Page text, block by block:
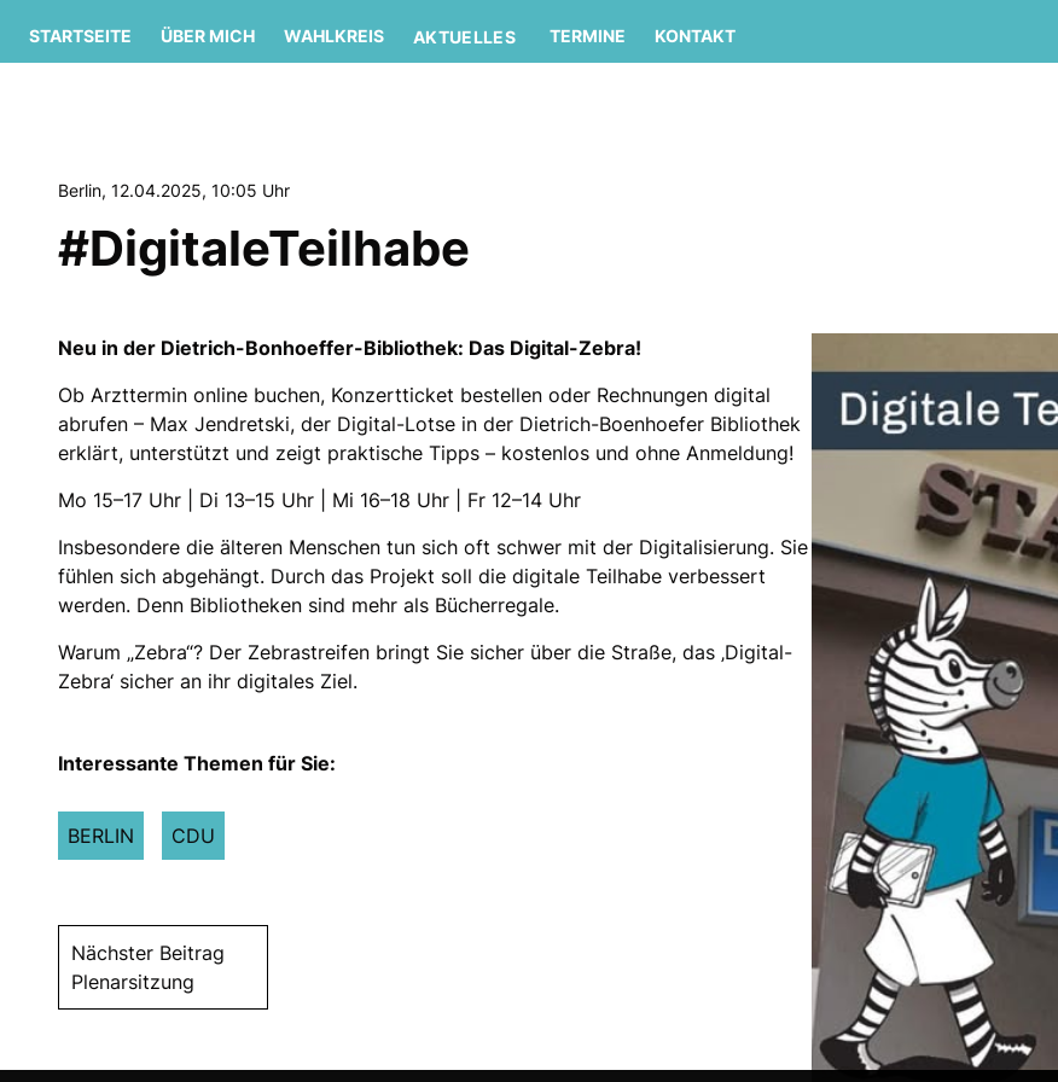
STARTSEITE ÜBER MICH WAHLKREIS AKTUELLES TERMINE KONTAKT
Berlin, 12.04.2025, 10:05 Uhr
#DigitaleTeilhabe
Neu in der Dietrich-Bonhoeffer-Bibliothek: Das Digital-Zebra!
Ob Arzttermin online buchen, Konzertticket bestellen oder Rechnungen digital
abrufen – Max Jendretski, der Digital-Lotse in der Dietrich-Boenhoefer Bibliothek
erklärt, unterstützt und zeigt praktische Tipps – kostenlos und ohne Anmeldung!
Mo 15–17 Uhr | Di 13–15 Uhr | Mi 16–18 Uhr | Fr 12–14 Uhr
Insbesondere die älteren Menschen tun sich oft schwer mit der Digitalisierung. Sie
fühlen sich abgehängt. Durch das Projekt soll die digitale Teilhabe verbessert
werden. Denn Bibliotheken sind mehr als Bücherregale.
Warum „Zebra“? Der Zebrastreifen bringt Sie sicher über die Straße, das ‚Digital-
Zebra‘ sicher an ihr digitales Ziel.
Interessante Themen für Sie:
BERLIN CDU
Nächster Beitrag
Plenarsitzung